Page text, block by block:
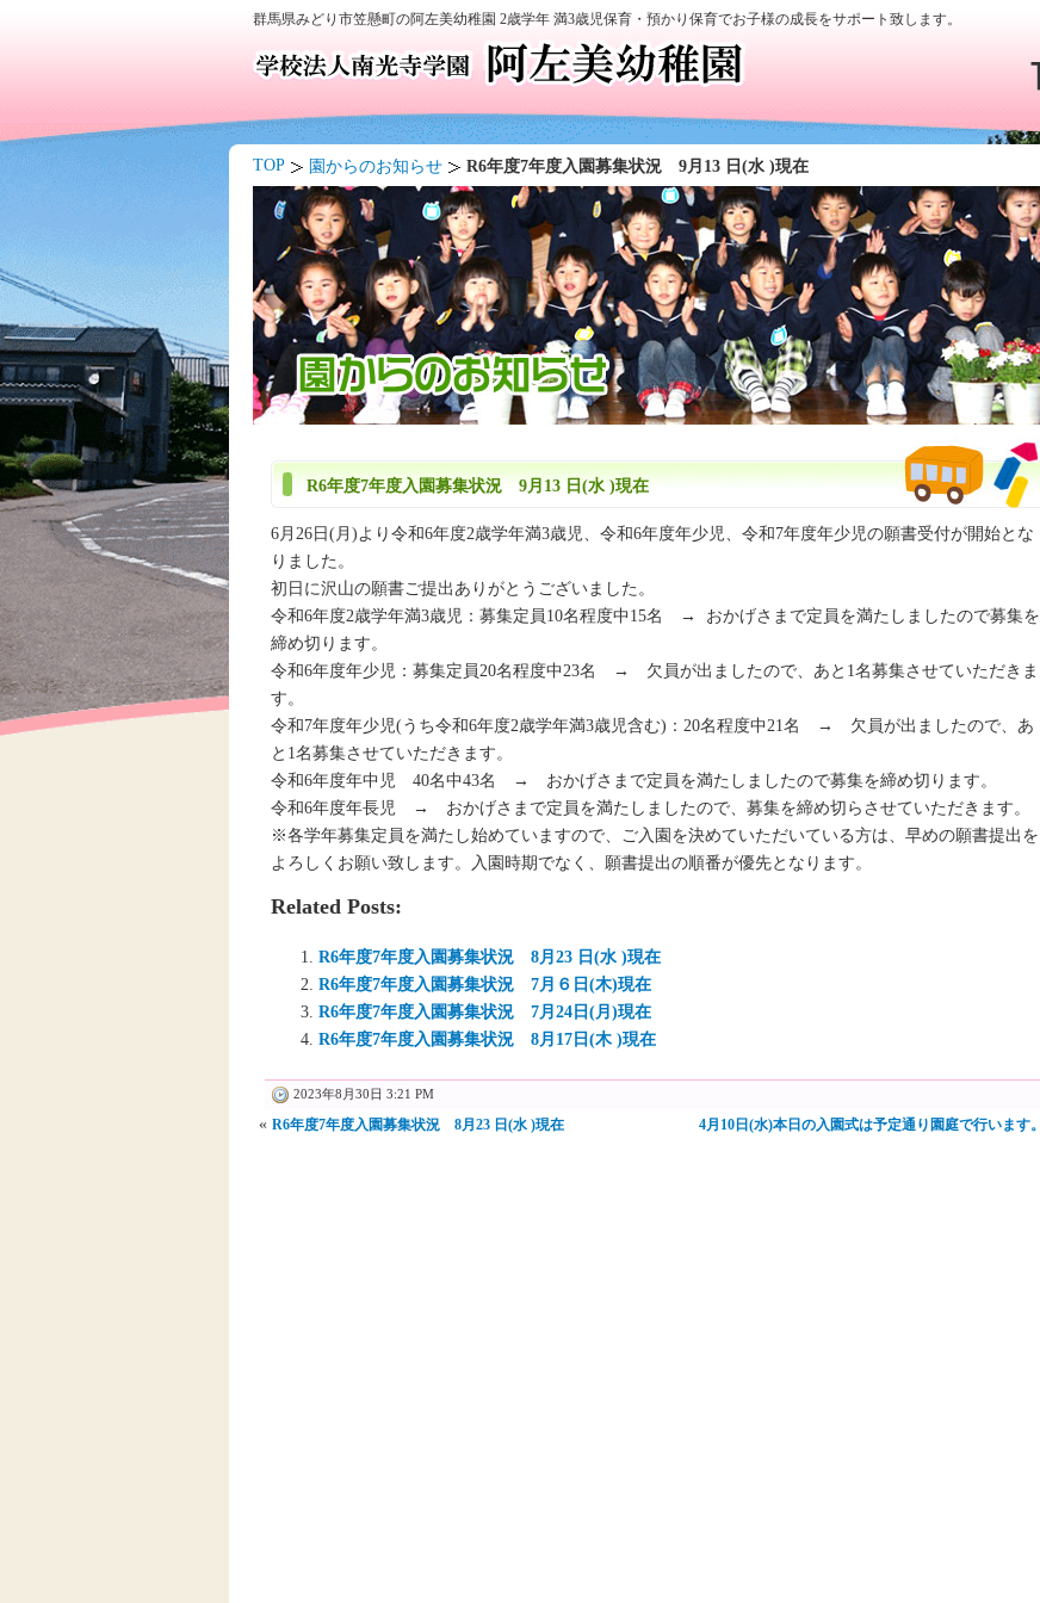
群馬県みどり市笠懸町の阿左美幼稚園 2歳学年 満3歳児保育・預かり保育でお子様の成長をサポート致します。
TOP 園からのお知らせ R6年度7年度入園募集状況 9月13 日(水 )現在
R6年度7年度入園募集状況 9月13 日(水 )現在
6月26日(月)より令和6年度2歳学年満3歳児、令和6年度年少児、令和7年度年少児の願書受付が開始とな
りました。
初日に沢山の願書ご提出ありがとうございました。
令和6年度2歳学年満3歳児：募集定員10名程度中15名 → おかげさまで定員を満たしましたので募集を
締め切ります。
令和6年度年少児：募集定員20名程度中23名 → 欠員が出ましたので、あと1名募集させていただきま
す。
令和7年度年少児(うち令和6年度2歳学年満3歳児含む)：20名程度中21名 → 欠員が出ましたので、あ
と1名募集させていただきます。
令和6年度年中児 40名中43名 → おかげさまで定員を満たしましたので募集を締め切ります。
令和6年度年長児 → おかげさまで定員を満たしましたので、募集を締め切らさせていただきます。
※各学年募集定員を満たし始めていますので、ご入園を決めていただいている方は、早めの願書提出を
よろしくお願い致します。入園時期でなく、願書提出の順番が優先となります。
Related Posts:
R6年度7年度入園募集状況 8月23 日(水 )現在
R6年度7年度入園募集状況 7月６日(木)現在
R6年度7年度入園募集状況 7月24日(月)現在
R6年度7年度入園募集状況 8月17日(木 )現在
2023年8月30日 3:21 PM
« R6年度7年度入園募集状況 8月23 日(水 )現在 4月10日(水)本日の入園式は予定通り園庭で行います。